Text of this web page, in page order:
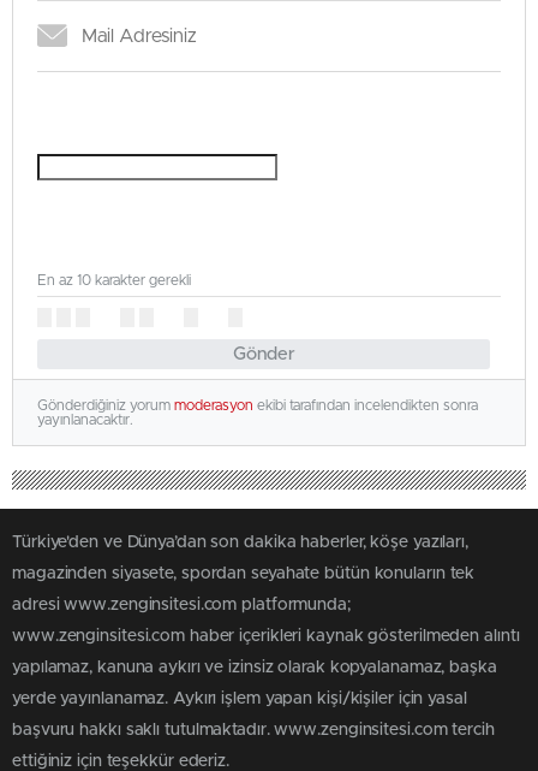
Gönder
En az 10 karakter gerekli
Gönderdiğiniz yorum moderasyon ekibi tarafından incelendikten sonra
yayınlanacaktır.
Türkiye'den ve Dünya’dan son dakika haberler, köşe yazıları,
magazinden siyasete, spordan seyahate bütün konuların tek
adresi www.zenginsitesi.com platformunda;
www.zenginsitesi.com haber içerikleri kaynak gösterilmeden alıntı
yapılamaz, kanuna aykırı ve izinsiz olarak kopyalanamaz, başka
yerde yayınlanamaz. Aykırı işlem yapan kişi/kişiler için yasal
başvuru hakkı saklı tutulmaktadır. www.zenginsitesi.com tercih
ettiğiniz için teşekkür ederiz.